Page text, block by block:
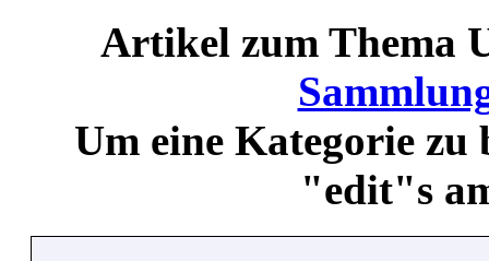
Artikel zum Thema
Um eine Kategorie zu
"edit"s